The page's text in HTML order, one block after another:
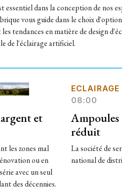
essentiel dans la conception de nos
vous guide dans le choix
tendances en matière de design
de l'éclairage artificiel.
et
les zones mal
ou en
avec un seul
des décennies.
08:00
réduit
La société de
national de